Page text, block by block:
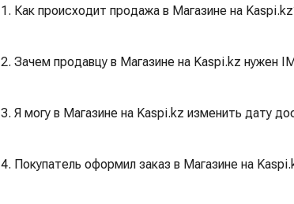
1. Как происходит продажа в Магазине на
2. Зачем продавцу в Магазине на Kaspi.kz нужен
3. Я могу в Магазине на Kaspi.kz изменить дату
4. Покупатель оформил заказ в Магазине на